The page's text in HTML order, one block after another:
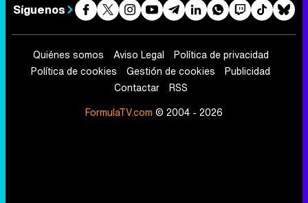
Síguenos
Quiénes somos Aviso Legal
Política de privacidad
Política de cookies
Gestión de cookies
Publicidad
Contactar
RSS
FormulaTV.com © 2004 - 2026